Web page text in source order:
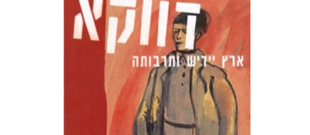
בני מר חנה עמית